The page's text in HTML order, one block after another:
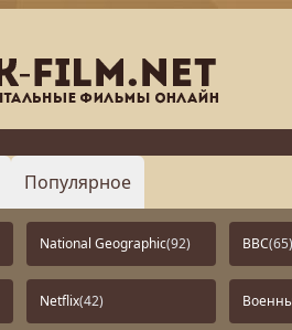
Популярное
National Geographic(92) BBC(65)
Netflix(42)